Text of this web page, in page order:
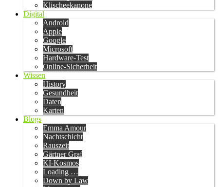
Klischeekanone
Digital
Android
Apple
Google
Microsoft
Hardware-Test
Online-Sicherheit
Wissen
History
Gesundheit
Daten
Karten
Blogs
Emma Amour
Nachtschicht
Rauszeit
Gärtner Graf
KI-Kosmos
Loading …
Down by Law